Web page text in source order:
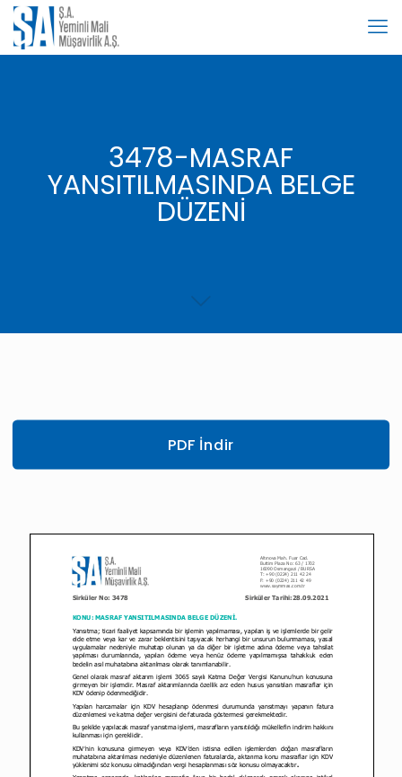
3478-MASRAF
YANSITILMASINDA BELGE
DÜZENİ
PDF İndir